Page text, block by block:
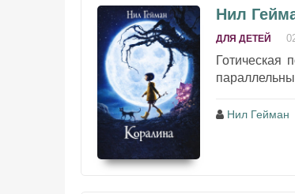
Нил
ДЛЯ ДЕТЕЙ
Готическая
Нил Гейман